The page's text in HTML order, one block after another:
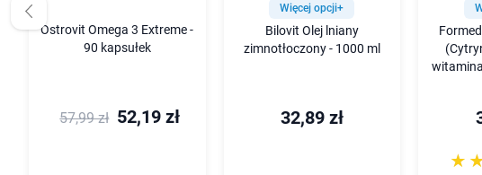
Ostrovit Omega 3 Extreme -
90 kapsułek
57,99 zł 52,19 zł
Więcej opcji+
Bilovit Olej lniany
zimnotłoczony - 1000 ml
32,89 zł